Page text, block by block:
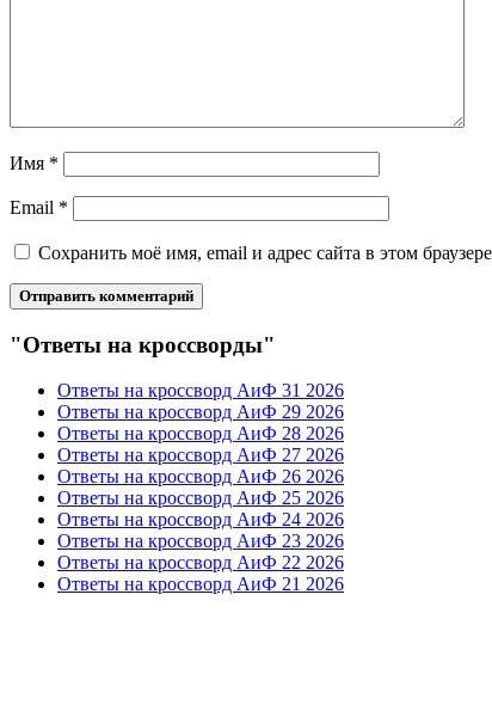
Имя *
Email *
Сохранить моё имя, email и адрес сайта в этом
"Ответы на кроссворды"
Ответы на кроссворд АиФ 31 2026
Ответы на кроссворд АиФ 29 2026
Ответы на кроссворд АиФ 28 2026
Ответы на кроссворд АиФ 27 2026
Ответы на кроссворд АиФ 26 2026
Ответы на кроссворд АиФ 25 2026
Ответы на кроссворд АиФ 24 2026
Ответы на кроссворд АиФ 23 2026
Ответы на кроссворд АиФ 22 2026
Ответы на кроссворд АиФ 21 2026